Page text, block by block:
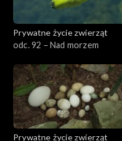
Prywatne życie zwierząt
odc. 92 – Nad morzem
Prywatne życie zwierząt